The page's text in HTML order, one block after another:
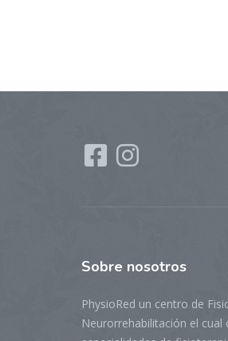
Sobre nosotros
PhysioRed un centro de
Neurorrehabilitación el cual